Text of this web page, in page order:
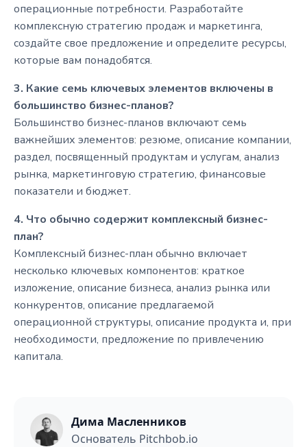
операционные потребности. Разработайте
комплексную стратегию продаж и маркетинга,
создайте свое предложение и определите ресурсы,
которые вам понадобятся.
3. Какие семь ключевых элементов включены в
большинство бизнес-планов?
Большинство бизнес-планов включают семь
важнейших элементов: резюме, описание компании,
раздел, посвященный продуктам и услугам, анализ
рынка, маркетинговую стратегию, финансовые
показатели и бюджет.
4. Что обычно содержит комплексный бизнес-
план?
Комплексный бизнес-план обычно включает
несколько ключевых компонентов: краткое
изложение, описание бизнеса, анализ рынка или
конкурентов, описание предлагаемой
операционной структуры, описание продукта и, при
необходимости, предложение по привлечению
капитала.
Дима Масленников
Основатель Pitchbob.io